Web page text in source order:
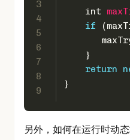
3
4
5
6
7
8
9
int
if
    }
return
}
另外，如何在运行时动